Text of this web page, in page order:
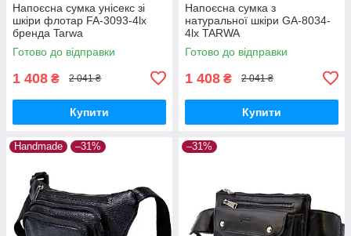
Напоєсна сумка унісекс зі
шкіри флотар FA-3093-4lx
бренда Tarwa
Готово до відправки
1 408 ₴ 2 041 ₴
Купити
Напоєсна сумка з
натуральної шкіри GA-8034-
4lx TARWA
Готово до відправки
1 408 ₴ 2 041 ₴
Купити
Handmade –31% –31%